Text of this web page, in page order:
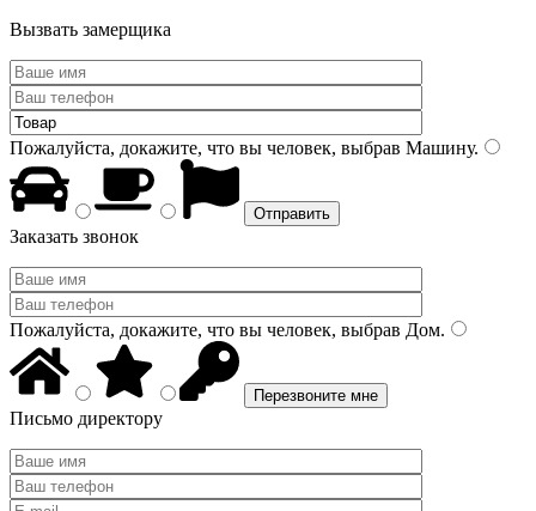
Вызвать замерщика
Пожалуйста, докажите, что вы человек, выбрав Машину.
Заказать звонок
Пожалуйста, докажите, что вы человек, выбрав Дом.
Письмо директору